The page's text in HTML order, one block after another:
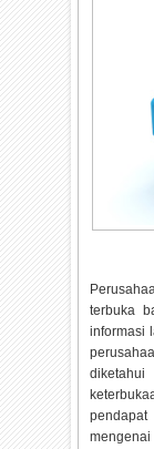
terbuka
informasi